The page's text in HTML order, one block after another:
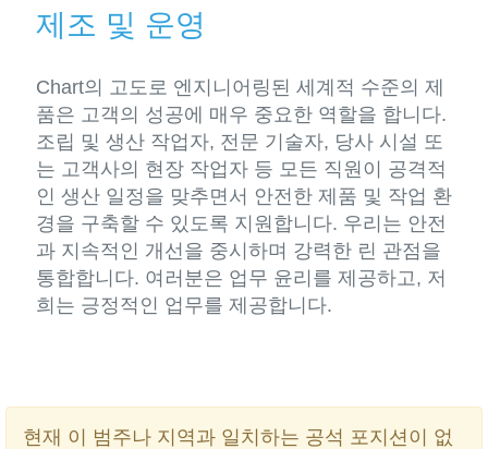
제조 및 운영
Chart의 고도로 엔지니어링된 세계적 수준의 제
품은 고객의 성공에 매우 중요한 역할을 합니다.
조립 및 생산 작업자, 전문 기술자, 당사 시설 또
는 고객사의 현장 작업자 등 모든 직원이 공격적
인 생산 일정을 맞추면서 안전한 제품 및 작업 환
경을 구축할 수 있도록 지원합니다. 우리는 안전
과 지속적인 개선을 중시하며 강력한 린 관점을
통합합니다. 여러분은 업무 윤리를 제공하고, 저
희는 긍정적인 업무를 제공합니다.
현재 이 범주나 지역과 일치하는 공석 포지션이 없